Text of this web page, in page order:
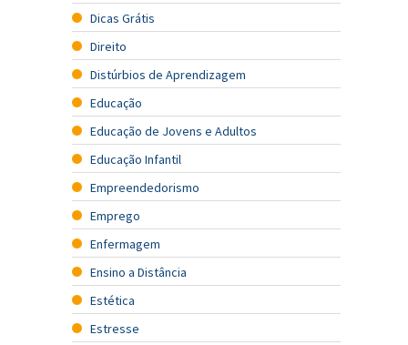
Dicas Grátis
Direito
Distúrbios de Aprendizagem
Educação
Educação de Jovens e Adultos
Educação Infantil
Empreendedorismo
Emprego
Enfermagem
Ensino a Distância
Estética
Estresse